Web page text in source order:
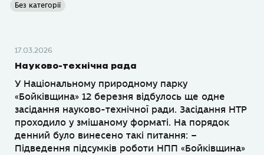
Без категорії
17.03.2026
Науково-технічна рада
У Національному природному парку
«Бойківщина» 12 березня відбулось ще одне
засідання науково-технічної ради. Засідання НТР
проходило у змішаному форматі. На порядок
денний було винесено такі питання: –
Підведення підсумків роботи НПП «Бойківщина»